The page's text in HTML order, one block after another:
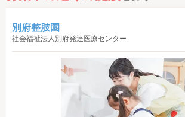
別府整肢園
社会福祉法人別府発達医療センター